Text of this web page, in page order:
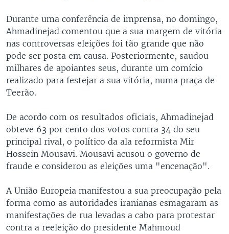
Línguas
Durante uma conferência de imprensa, no domingo,
Ahmadinejad comentou que a sua margem de vitória
nas controversas eleições foi tão grande que não
pode ser posta em causa. Posteriormente, saudou
milhares de apoiantes seus, durante um comício
realizado para festejar a sua vitória, numa praça de
Teerão.
De acordo com os resultados oficiais, Ahmadinejad
obteve 63 por cento dos votos contra 34 do seu
principal rival, o político da ala reformista Mir
Hossein Mousavi. Mousavi acusou o governo de
fraude e considerou as eleições uma "encenação".
A União Europeia manifestou a sua preocupação pela
forma como as autoridades iranianas esmagaram as
manifestações de rua levadas a cabo para protestar
contra a reeleição do presidente Mahmoud